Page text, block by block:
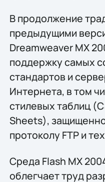
В продолжение
предыдущими
Dreamweaver MX
поддержку самых
стандартов и
Интернета, в том
стилевых таблиц
Sheets),
протоколу FTP и
Среда Flash MX
облегчает труд